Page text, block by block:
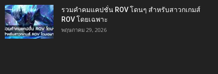
รวมคำคมแคปชั่น ROV โดนๆ สำหรับสาวกเกมส์
ROV โดยเฉพาะ
พฤษภาคม 29, 2026